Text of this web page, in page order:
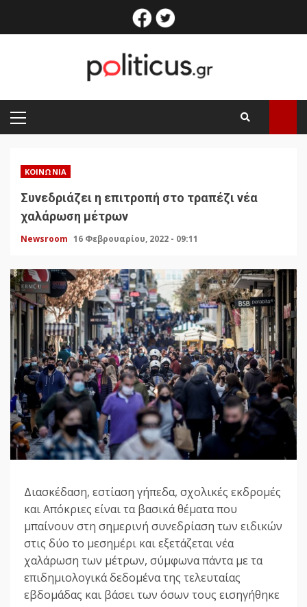
facebook
PRIMARY
MENU
ΚΟΙΝΩΝΊΑ
Συνεδριάζει η επιτροπή στο τραπέζι νέα
χαλάρωση μέτρων
Newsroom 16 Φεβρουαρίου, 2022 - 09:11
Διασκέδαση, εστίαση γήπεδα, σχολικές εκδρομές
και Απόκριες είναι τα βασικά θέματα που
μπαίνουν στη σημερινή συνεδρίαση των ειδικών
στις δύο το μεσημέρι και εξετάζεται νέα
χαλάρωση των μέτρων, σύμφωνα πάντα με τα
επιδημιολογικά δεδομένα της τελευταίας
εβδομάδας και βάσει των όσων τους εισηγήθηκε